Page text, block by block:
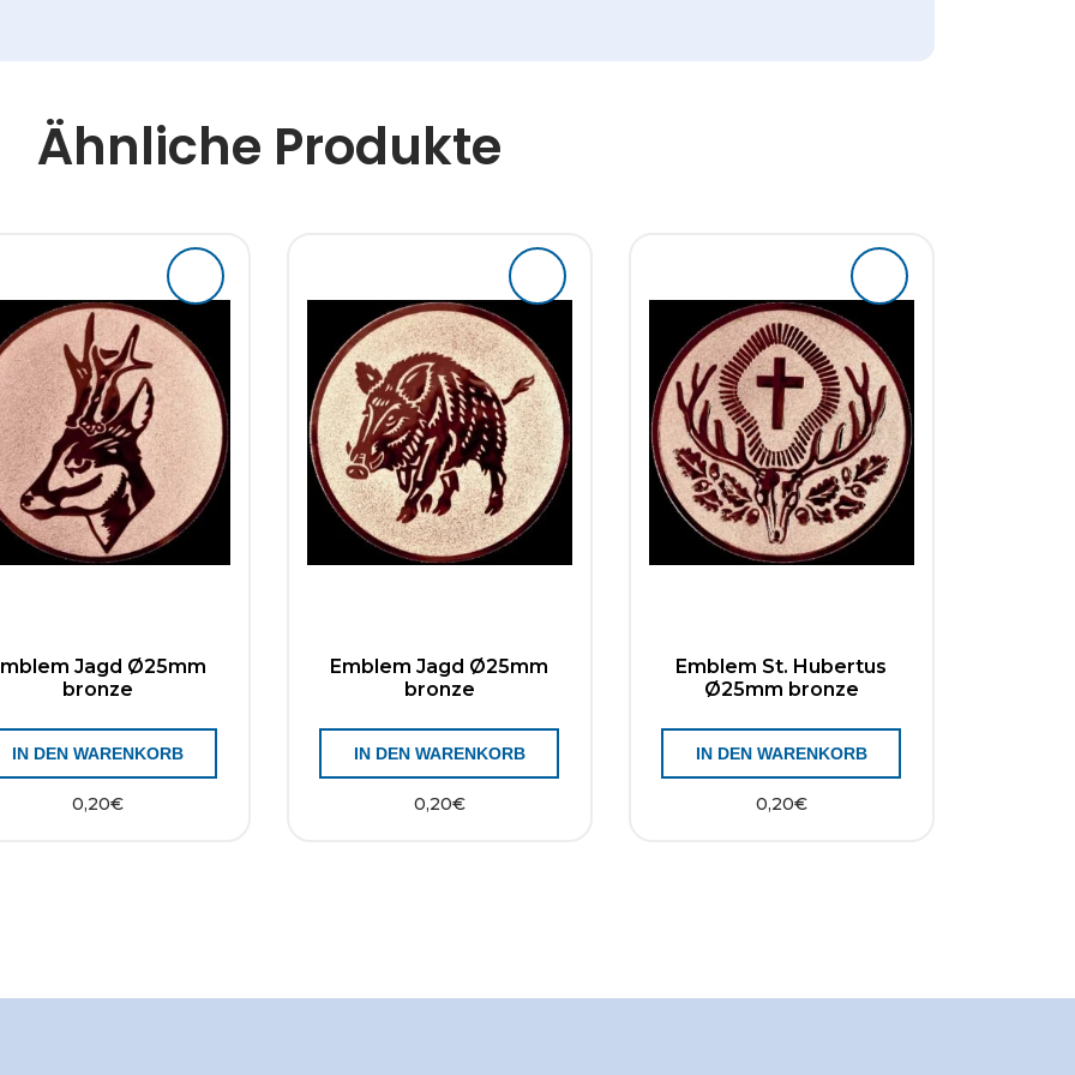
Ähnliche Produkte
Jagd Ø25mm
bronze
0,20€
IN DEN WARENKORB
Emblem Jagd Ø25mm
bronze
0,20€
IN DEN WARENKORB
Emblem St. Hubertus
Ø25mm bronze
0,20€
IN DEN WARENKORB